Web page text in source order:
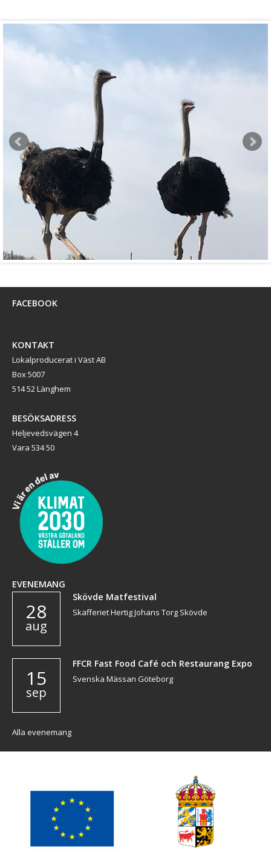
FACEBOOK
KONTAKT
Lokalproducerat i Väst AB
Box 5007
514 52 Länghem
BESÖKSADRESS
Heljevedsvägen 4
Vara 534 50
EVENEMANG
28
aug
Skövde Matfestival
Skafferiet Hertig Johans Torg Skövde
15
sep
FFCR Fast Food Café och Restaurang Expo
Svenska Mässan Göteborg
Alla evenemang